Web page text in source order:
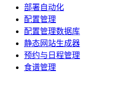
部署自动化
配置管理
配置管理数据库
静态网站生成器
预约与日程管理
食谱管理